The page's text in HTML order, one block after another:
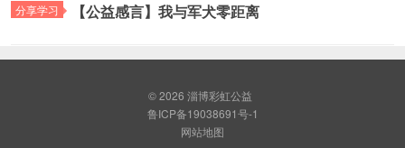
分享学习 【公益感言】我与军犬零距离
© 2026 淄博彩虹公益
鲁ICP备19038691号-1
网站地图